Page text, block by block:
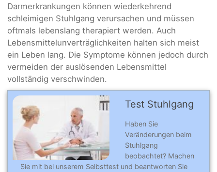
Darmerkrankungen können wiederkehrend
schleimigen Stuhlgang verursachen und müssen
oftmals lebenslang therapiert werden. Auch
Lebensmittelunverträglichkeiten halten sich meist
ein Leben lang. Die Symptome können jedoch durch
vermeiden der auslösenden Lebensmittel
vollständig verschwinden.
Test Stuhlgang
Haben Sie
Veränderungen beim
Stuhlgang
beobachtet? Machen
Sie mit bei unserem Selbsttest und beantworten Sie